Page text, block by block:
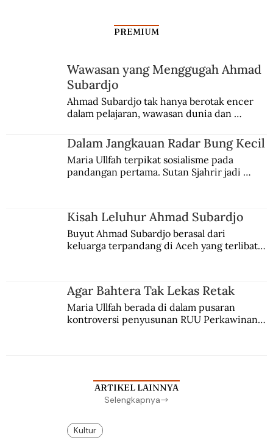
PREMIUM
Wawasan yang Menggugah Ahmad
Subardjo
Ahmad Subardjo tak hanya berotak encer
dalam pelajaran, wawasan dunia dan
Jules Verne, Multatuli, hingga Sun Yat-sen.
Dalam Jangkauan Radar Bung Kecil
Maria Ullfah terpikat sosialisme pada
pandangan pertama. Sutan Sjahrir jadi
Kisah Leluhur Ahmad Subardjo
Buyut Ahmad Subardjo berasal dari
keluarga terpandang di Aceh yang terlibat
Agar Bahtera Tak Lekas Retak
Maria Ullfah berada di dalam pusaran
kontroversi penyusunan RUU Perkawinan.
ARTIKEL LAINNYA
Selengkapnya
Kultur